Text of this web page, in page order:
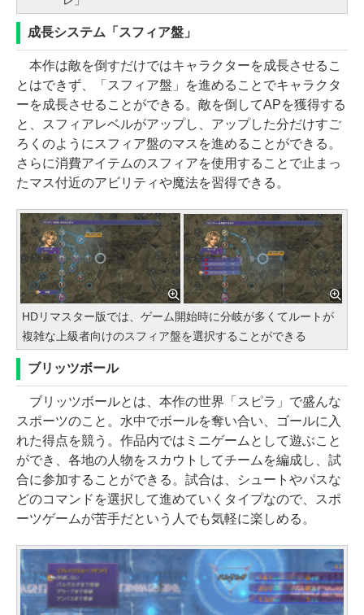
成長システム「スフィア盤」
本作は敵を倒すだけではキャラクターを成長させるこ
とはできず、「スフィア盤」を進めることでキャラクタ
ーを成長させることができる。敵を倒してAPを獲得する
と、スフィアレベルがアップし、アップした分だけすご
ろくのようにスフィア盤のマスを進めることができる。
さらに消費アイテムのスフィアを使用することで止まっ
たマス付近のアビリティや魔法を習得できる。
HDリマスター版では、ゲーム開始時に分岐が多くてルートが
複雑な上級者向けのスフィア盤を選択することができる
ブリッツボール
ブリッツボールとは、本作の世界「スピラ」で盛んな
スポーツのこと。水中でボールを奪い合い、ゴールに入
れた得点を競う。作品内ではミニゲームとして遊ぶこと
ができ、各地の人物をスカウトしてチームを編成し、試
合に参加することができる。試合は、シュートやパスな
どのコマンドを選択して進めていくタイプなので、スポ
ーツゲームが苦手だという人でも気軽に楽しめる。